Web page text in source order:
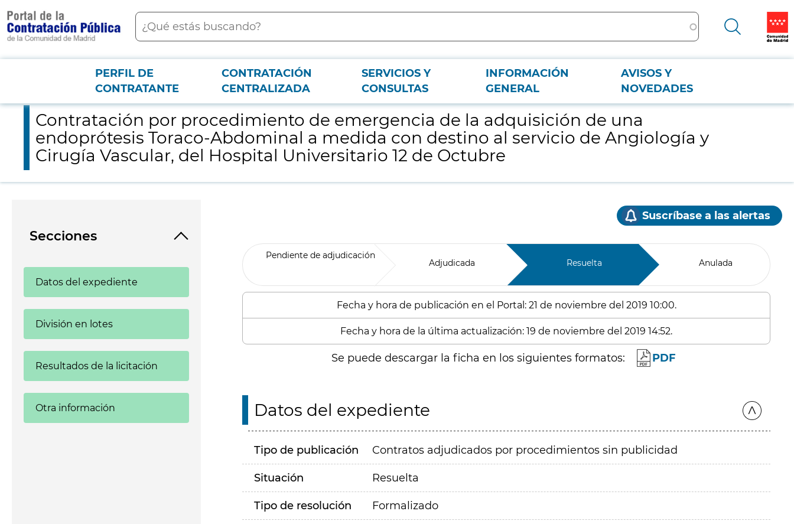
contenido
principal
Buscar
Menú PCON
PERFIL DE
CONTRATANTE
CONTRATACIÓN
CENTRALIZADA
SERVICIOS Y
CONSULTAS
INFORMACIÓN
GENERAL
AVISOS Y
NOVEDADES
Contratación por procedimiento de emergencia de la adquisición de una endoprótesis Toraco-Abdominal a medida con destino al servicio de Angiología y Cirugía Vascular, del Hospital Universitario 12 de Octubre
Contratación por procedimiento de emergencia de la adquisición de una
endoprótesis Toraco-Abdominal a medida con destino al servicio de Angiología y
Cirugía Vascular, del Hospital Universitario 12 de Octubre
Secciones
Datos del expediente
División en lotes
Resultados de la licitación
Otra información
Suscríbase a las alertas
Pendiente de adjudicación
Adjudicada Resuelta Anulada
Fecha y hora de publicación en el Portal: 21 de noviembre del 2019 10:00.
Fecha y hora de la última actualización: 19 de noviembre del 2019 14:52.
Se puede descargar la ficha en los siguientes formatos: PDF
Datos del expediente
Tipo de publicación Contratos adjudicados por procedimientos sin publicidad
Situación Resuelta
Tipo de resolución Formalizado